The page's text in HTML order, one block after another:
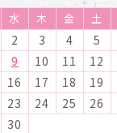
水 木 金 土
2 3 4 5
9 10 11 12
16 17 18 19
23 24 25 26
30